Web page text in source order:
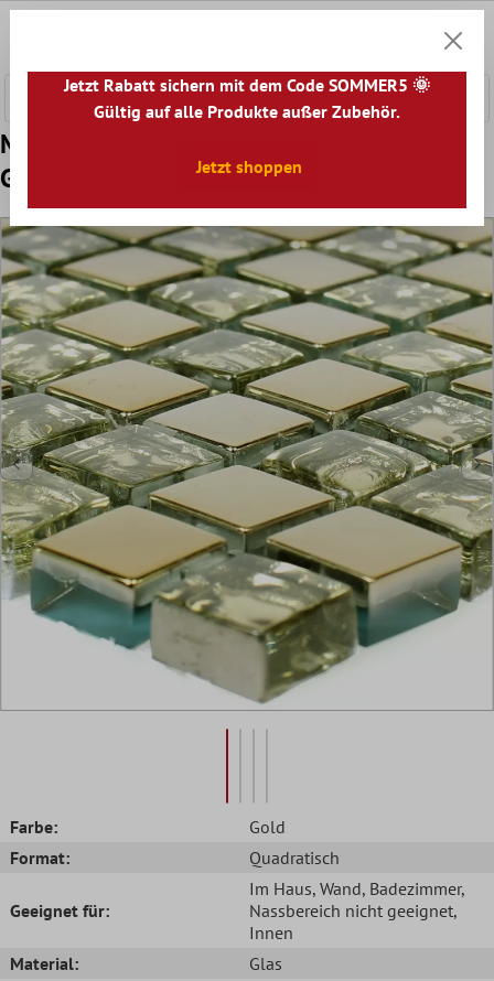
Muster von Glasmosaik Fliesen Moldau
Gold
Farbe:
Gold
Format:
Quadratisch
Geeignet für:
Im Haus, Wand, Badezimmer,
Nassbereich nicht geeignet,
Innen
Material:
Glas
Jetzt Rabatt sichern mit dem Code SOMMER5 🌞
Gültig auf alle Produkte außer Zubehör.
Jetzt shoppen